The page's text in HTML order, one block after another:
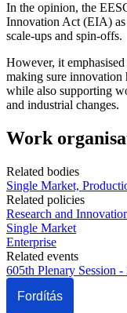
In the opinion, the
Innovation Act (EIA) as
scale-ups and spin-offs.
However, it
making sure innovation
while also supporting
and industrial changes.
Work
Related bodies
Single Market,
Related policies
Research and
Single Market
Enterprise
Related events
605th Plenary Session
Fordítás